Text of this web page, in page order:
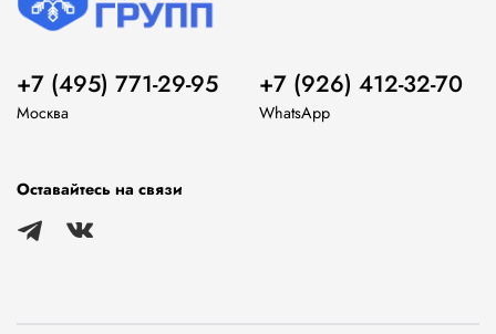
+7 (495) 771-29-95
Москва
+7 (926) 412-32-70
WhatsApp
Оставайтесь на связи